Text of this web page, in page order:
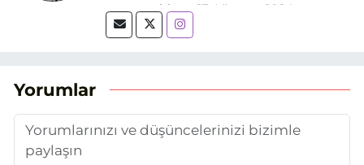
mezun oldum. 17 Ağustos 2024
tarihinde, Grafik Tasarım alanında staj
adım attım.
Yorumlar